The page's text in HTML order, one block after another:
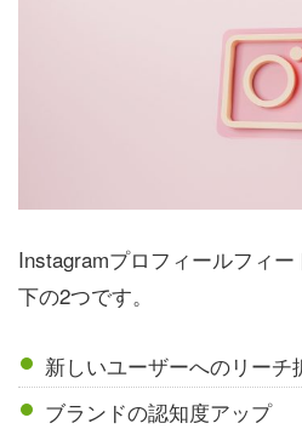
Instagramプロフィールフィ
下の2つです。
新しいユーザーへのリーチ
ブランドの認知度アップ